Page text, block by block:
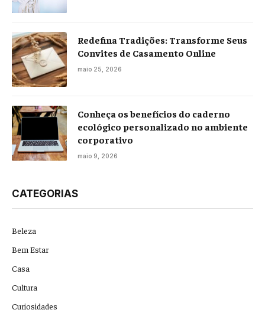
Redefina Tradições: Transforme Seus
Convites de Casamento Online
maio 25, 2026
Conheça os benefícios do caderno
ecológico personalizado no ambiente
corporativo
maio 9, 2026
CATEGORIAS
Beleza
Bem Estar
Casa
Cultura
Curiosidades